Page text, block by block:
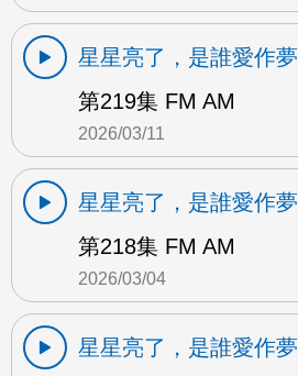
星星亮了，是誰愛作夢
第219集 FM AM
2026/03/11
星星亮了，是誰愛作夢
第218集 FM AM
2026/03/04
星星亮了，是誰愛作夢